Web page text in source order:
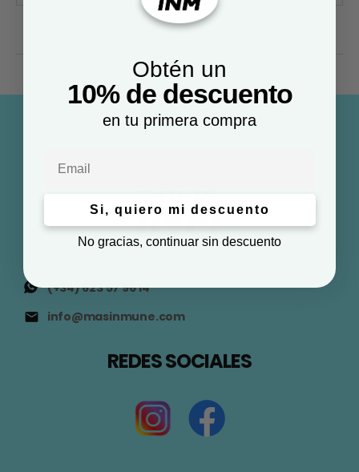
(+34) 623 57 96 14
info@masinmune.com
REDES SOCIALES
Obtén un
10% de descuento
en tu primera compra
Si, quiero mi descuento
No gracias, continuar sin descuento